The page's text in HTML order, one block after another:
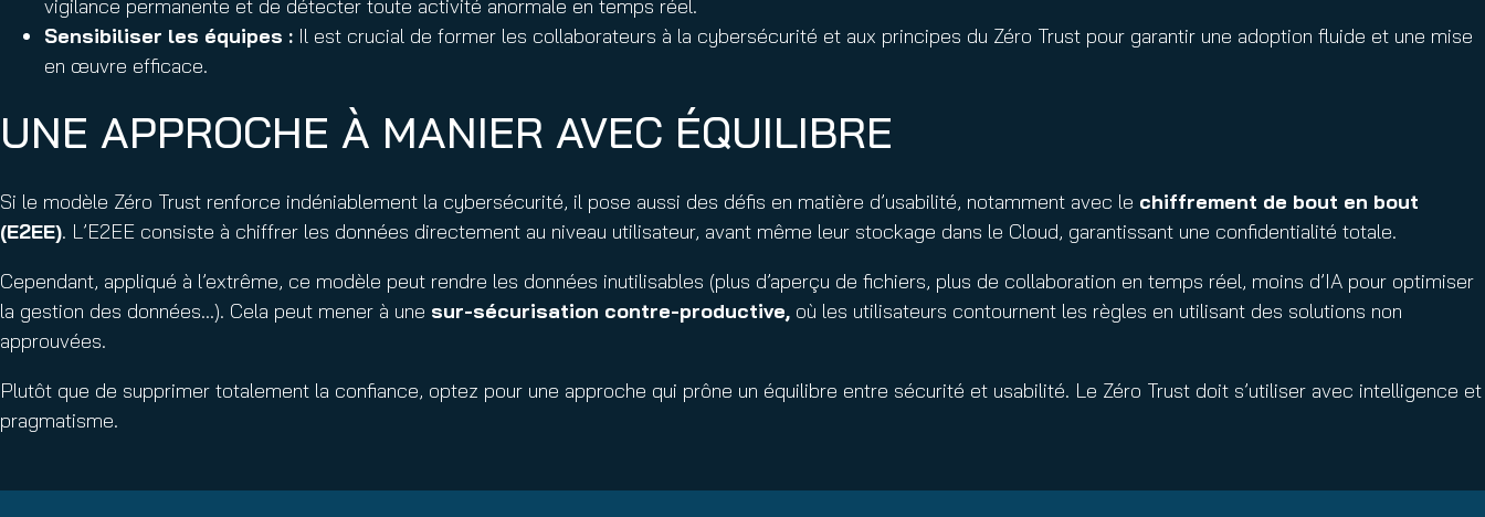
vigilance permanente et de détecter toute activité anormale en temps réel.
Sensibiliser les équipes : Il est crucial de former les collaborateurs à la cybersécurité et aux principes du Zéro Trust pour garantir une adoption fluide et une mise
en œuvre efficace.
UNE APPROCHE À MANIER AVEC ÉQUILIBRE
Si le modèle Zéro Trust renforce indéniablement la cybersécurité, il pose aussi des défis en matière d’usabilité, notamment avec le chiffrement de bout en bout
(E2EE). L’E2EE consiste à chiffrer les données directement au niveau utilisateur, avant même leur stockage dans le Cloud, garantissant une confidentialité totale.
Cependant, appliqué à l’extrême, ce modèle peut rendre les données inutilisables (plus d’aperçu de fichiers, plus de collaboration en temps réel, moins d’IA pour optimiser
la gestion des données…). Cela peut mener à une sur-sécurisation contre-productive, où les utilisateurs contournent les règles en utilisant des solutions non
approuvées.
Plutôt que de supprimer totalement la confiance, optez pour une approche qui prône un équilibre entre sécurité et usabilité. Le Zéro Trust doit s’utiliser avec intelligence et
pragmatisme.